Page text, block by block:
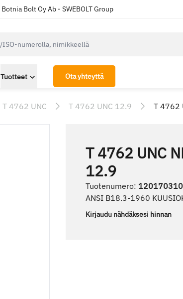
Botnia Bolt Oy Ab - SWEBOLT Group
Tuotteet Ota yhteyttä
T 4762 UNC T 4762 UNC 12.9 T 4762
T 4762 UNC
12.9
Tuotenumero:
ANSI B18.3-1960
Kirjaudu nähdäksesi hinnan